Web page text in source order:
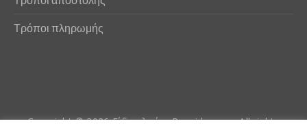
Τρόποι πληρωμής
Copyright © 2026Είδη αλιείας Poseidwnn.gr. All rights